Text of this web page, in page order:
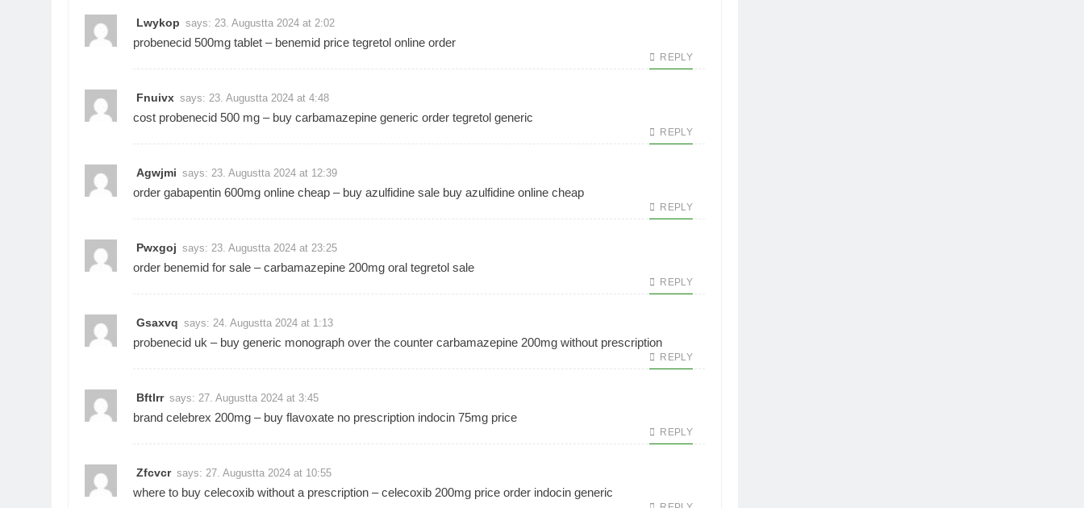
Lwykop says: 23. Augustta 2024 at 2:02
probenecid 500mg tablet – benemid price tegretol online order
REPLY
Fnuivx says: 23. Augustta 2024 at 4:48
cost probenecid 500 mg – buy carbamazepine generic order tegretol generic
REPLY
Agwjmi says: 23. Augustta 2024 at 12:39
order gabapentin 600mg online cheap – buy azulfidine sale buy azulfidine online cheap
REPLY
Pwxgoj says: 23. Augustta 2024 at 23:25
order benemid for sale –carbamazepine 200mg oral tegretol sale
REPLY
Gsaxvq says: 24. Augustta 2024 at 1:13
probenecid uk – buy generic monograph over the counter carbamazepine 200mg without prescription
REPLY
Bftlrr says: 27. Augustta 2024 at 3:45
brand celebrex 200mg – buy flavoxate no prescription indocin 75mg price
REPLY
Zfcvcr says: 27. Augustta 2024 at 10:55
where to buy celecoxib without a prescription –celecoxib 200mg price order indocin generic